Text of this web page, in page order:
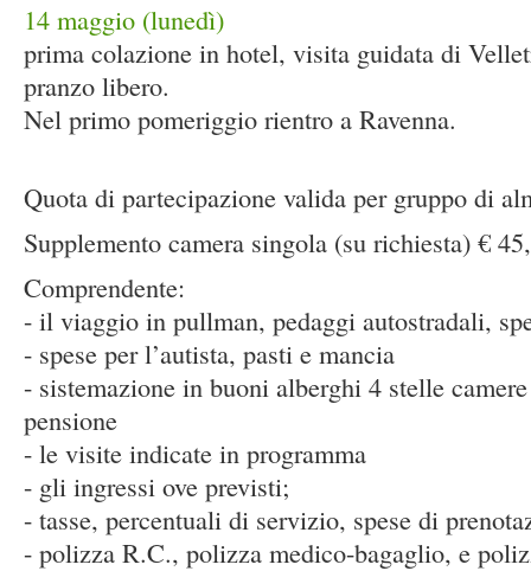
14 maggio (lunedì)
prima colazione in hotel, visita guidata di
pranzo libero.
Nel primo pomeriggio rientro a Ravenna.
Quota di partecipazione valida per gruppo di
Supplemento camera singola (su richiesta) €
Comprendente:
- il viaggio in pullman, pedaggi autostradali,
- spese per l’autista, pasti e mancia
- sistemazione in buoni alberghi 4 stelle
pensione
- le visite indicate in programma
- gli ingressi ove previsti;
- tasse, percentuali di servizio, spese di
- polizza R.C., polizza medico-bagaglio, e